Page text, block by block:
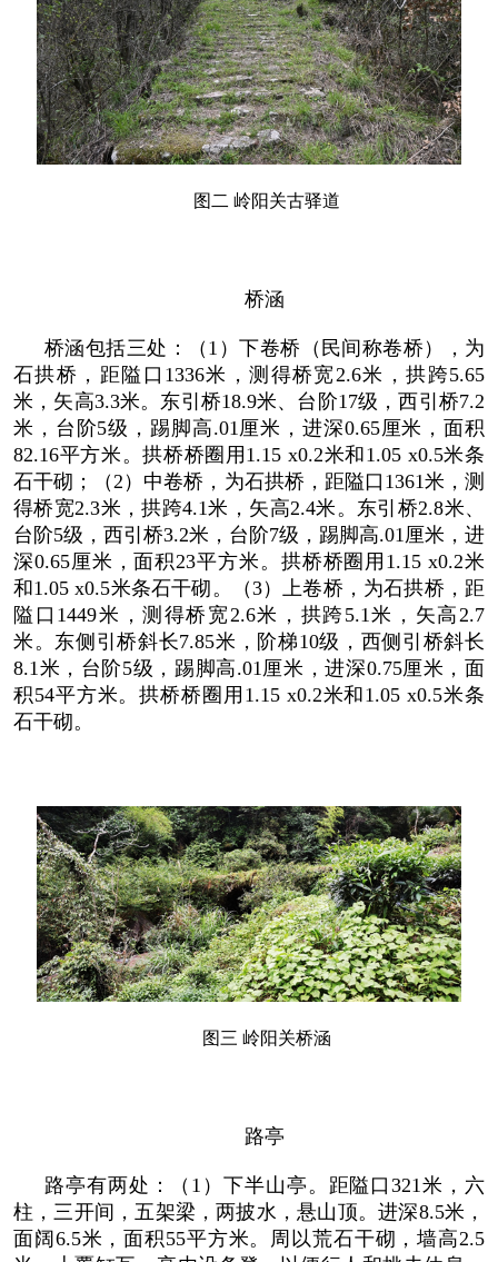
图二 岭阳关古驿道
桥涵
桥涵包括三处：（1）下卷桥（民间称卷桥），为
石拱桥，距隘口1336米，测得桥宽2.6米，拱跨5.65
米，矢高3.3米。东引桥18.9米、台阶17级，西引桥7.2
米，台阶5级，踢脚高.01厘米，进深0.65厘米，面积
82.16平方米。拱桥桥圈用1.15 x0.2米和1.05 x0.5米条
石干砌；（2）中卷桥，为石拱桥，距隘口1361米，测
得桥宽2.3米，拱跨4.1米，矢高2.4米。东引桥2.8米、
台阶5级，西引桥3.2米，台阶7级，踢脚高.01厘米，进
深0.65厘米，面积23平方米。拱桥桥圈用1.15 x0.2米
和1.05 x0.5米条石干砌。（3）上卷桥，为石拱桥，距
隘口1449米，测得桥宽2.6米，拱跨5.1米，矢高2.7
米。东侧引桥斜长7.85米，阶梯10级，西侧引桥斜长
8.1米，台阶5级，踢脚高.01厘米，进深0.75厘米，面
积54平方米。拱桥桥圈用1.15 x0.2米和1.05 x0.5米条
石干砌。
图三 岭阳关桥涵
路亭
路亭有两处：（1）下半山亭。距隘口321米，六
柱，三开间，五架梁，两披水，悬山顶。进深8.5米，
面阔6.5米，面积55平方米。周以荒石干砌，墙高2.5